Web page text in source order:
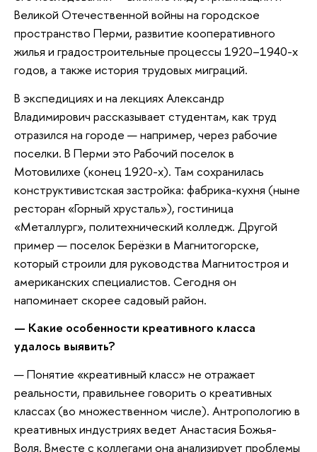
Великой Отечественной войны на городское
пространство Перми, развитие кооперативного
жилья и градостроительные процессы 1920–1940-х
годов, а также история трудовых миграций.
В экспедициях и на лекциях Александр
Владимирович рассказывает студентам, как труд
отразился на городе — например, через рабочие
поселки. В Перми это Рабочий поселок в
Мотовилихе (конец 1920-х). Там сохранилась
конструктивистская застройка: фабрика-кухня (ныне
ресторан «Горный хрусталь»), гостиница
«Металлург», политехнический колледж. Другой
пример — поселок Берёзки в Магнитогорске,
который строили для руководства Магнитостроя и
американских специалистов. Сегодня он
напоминает скорее садовый район.
— Какие особенности креативного класса
удалось выявить?
— Понятие «креативный класс» не отражает
реальности, правильнее говорить о креативных
классах (во множественном числе). Антропологию в
креативных индустриях ведет Анастасия Божья-
Воля. Вместе с коллегами она анализирует проблемы